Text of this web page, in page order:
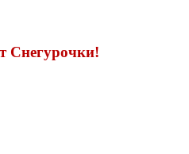
Снегурочки!